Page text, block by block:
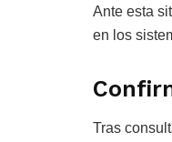
Ante esta
en los
Tras